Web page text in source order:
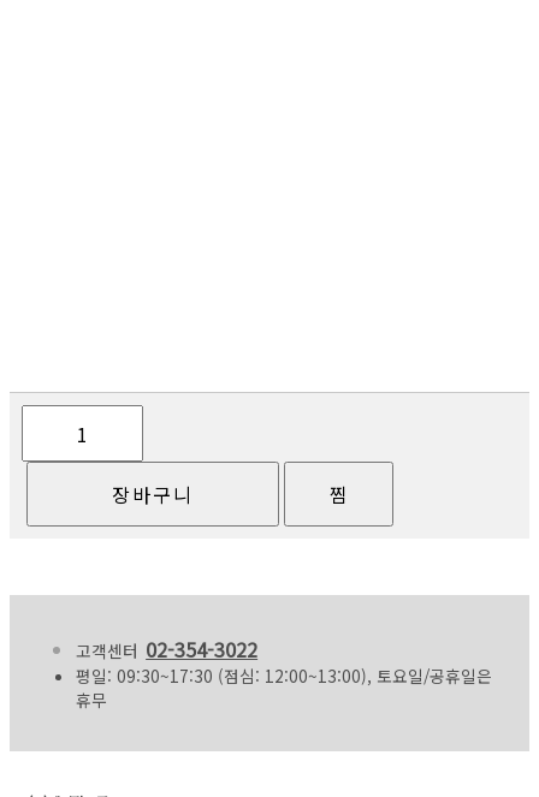
고객센터 02-354-3022
평일: 09:30~17:30 (점심: 12:00~13:00), 토요일/공휴일은
휴무